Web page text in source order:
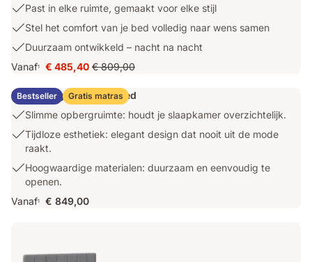
Past
elke
ruimte,
gemaakt
elke
stijl
Past in elke ruimte, gemaakt voor elke stijl
Stel
het
comfort
van
bed
volledig
wens
samen
Stel het comfort van je bed volledig naar wens samen
Duurzaam
ontwikkeld
–
nacht
na
nacht
Duurzaam ontwikkeld – nacht na nacht
Vanaf1
Prijs
€ 485,40
€ 485,40 Oorspronkelijke
prijs
€ 809,00
€ 809,00
Bestseller Gratis matras
Emma Original Opslagbed
Slimme
opbergruimte:
houdt
slaapkamer
overzichtelijk.
Slimme opbergruimte: houdt je slaapkamer overzichtelijk.
Tijdloze
esthetiek:
elegant
design
nooit
raakt.
Tijdloze esthetiek: elegant design dat nooit uit de mode
raakt.
Hoogwaardige
materialen:
duurzaam
en
Hoogwaardige materialen: duurzaam en eenvoudig te
openen.
Vanaf1 € 849,00